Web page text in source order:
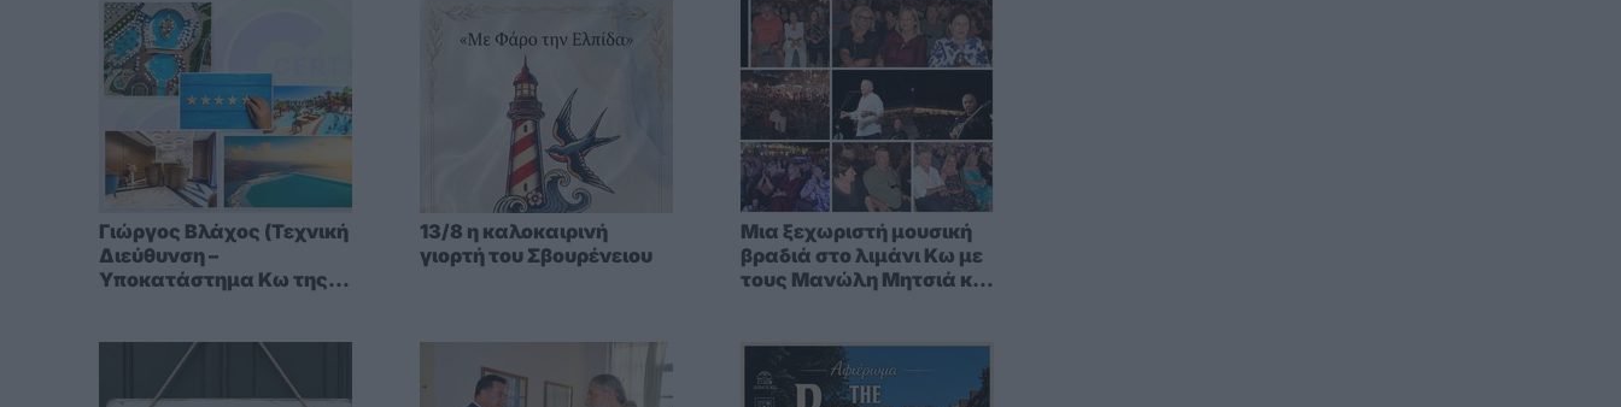
Γιώργος Βλάχος (Τεχνική
Διεύθυνση –
Υποκατάστημα Κω της
αναβολή – η σεζόν δεν
περιμένει»
13/8 η καλοκαιρινή
γιορτή του Σβουρένειου
Μια ξεχωριστή μουσική
βραδιά στο λιμάνι Κω με
τους Μανώλη Μητσιά και